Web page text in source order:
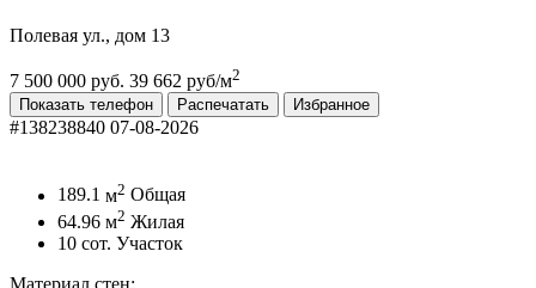
Полевая ул., дом 13
7 500 000 руб. 39 662 руб/м2
Показать телефон
Распечатать Избранное
#138238840 07-08-2026
189.1 м2 Общая
64.96 м2 Жилая
10 сот. Участок
Материал стен: